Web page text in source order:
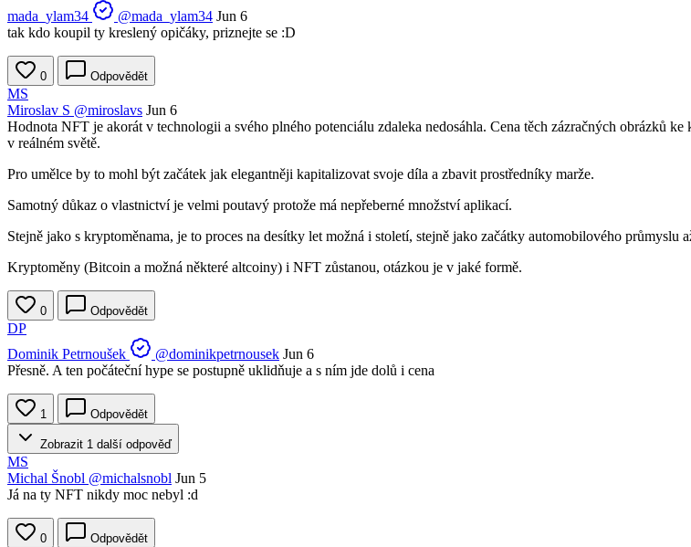
mada_ylam34
@mada_ylam34 Jun 6
tak kdo koupil ty kreslený opičáky, priznejte se :D
0 Odpovědět
MS
Miroslav S @miroslavs Jun 6
Hodnota NFT je akorát v technologii a svého plného potenciálu zdaleka nedosáhla. Cena těch zázračných obrázků
v reálném světě.
Pro umělce by to mohl být začátek jak elegantněji kapitalizovat svoje díla a zbavit prostředníky marže.
Samotný důkaz o vlastnictví je velmi poutavý protože má nepřeberné množství aplikací.
Stejně jako s kryptoměnama, je to proces na desítky let možná i století, stejně jako začátky automobilového průmyslu
Kryptoměny (Bitcoin a možná některé altcoiny) i NFT zůstanou, otázkou je v jaké formě.
0 Odpovědět
DP
Dominik Petrnoušek
@dominikpetrnousek Jun 6
Přesně. A ten počáteční hype se postupně uklidňuje a s ním jde dolů i cena
1 Odpovědět
Zobrazit 1 další odpověď
MS
Michal Šnobl @michalsnobl Jun 5
Já na ty NFT nikdy moc nebyl :d
0 Odpovědět